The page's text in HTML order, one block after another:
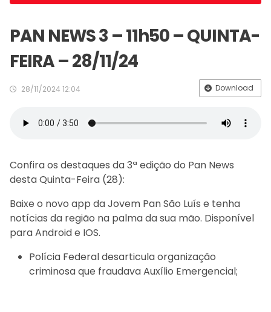
PAN NEWS 3 – 11h50 – QUINTA-
FEIRA – 28/11/24
28/11/2024 12:04 Download
Confira os destaques da 3ª edição do Pan News
desta Quinta-Feira (28):
Baixe o novo app da Jovem Pan São Luís e tenha
notícias da região na palma da sua mão. Disponível
para Android e IOS.
Polícia Federal desarticula organização
criminosa que fraudava Auxílio Emergencial;